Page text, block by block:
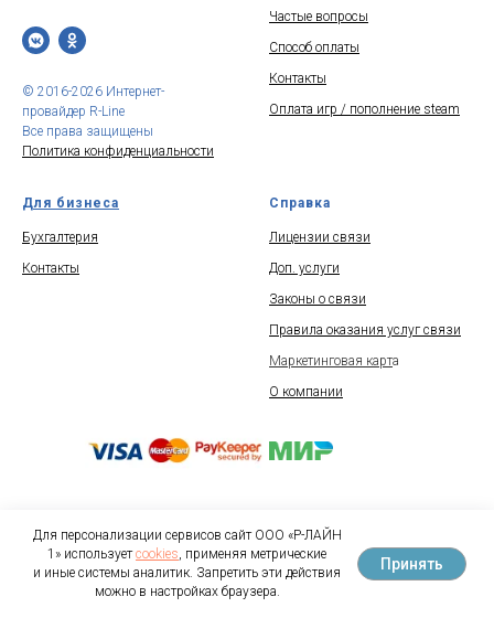
Для персонализации сервисов сайт ООО «Р-ЛАЙН
1» используетcookies, применяя метрические
и иные системы аналитик. Запретить эти действия
можно в настройках браузера.
Принять
© 2016-2026 Интернет-
провайдер R-Line
Все права защищены
Политика конфиденциальности
Частые вопросы
Способ оплаты
Контакты
Оплата игр / пополнение steam
Для бизнеса
Бухгалтерия
Контакты
Справка
Лицензии связи
Доп. услуги
Законы о связи
Правила оказания услуг связи
Маркетинговая карта
О компании